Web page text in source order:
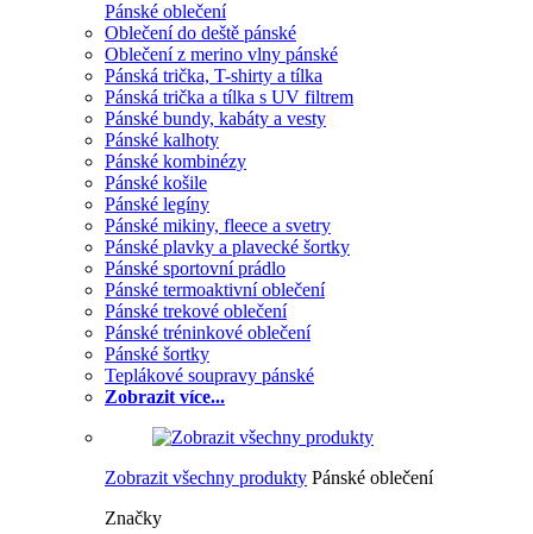
Pánské oblečení
Oblečení do deště pánské
Oblečení z merino vlny pánské
Pánská trička, T-shirty a tílka
Pánská trička a tílka s UV filtrem
Pánské bundy, kabáty a vesty
Pánské kalhoty
Pánské kombinézy
Pánské košile
Pánské legíny
Pánské mikiny, fleece a svetry
Pánské plavky a plavecké šortky
Pánské sportovní prádlo
Pánské termoaktivní oblečení
Pánské trekové oblečení
Pánské tréninkové oblečení
Pánské šortky
Teplákové soupravy pánské
Zobrazit více...
Zobrazit všechny produkty Pánské oblečení
Značky